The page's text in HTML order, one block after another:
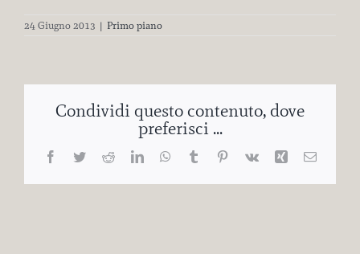
24 Giugno 2013 | Primo piano
Condividi questo contenuto, dove
preferisci ...
Facebook
TwitterRedditLinkedInWhatsApp
TumblrPinterest
Vk Xing Email